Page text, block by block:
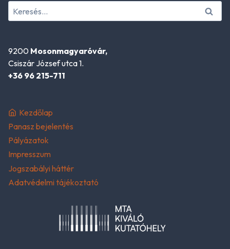
Keresés:
9200 Mosonmagyaróvár,
Csiszár József utca 1.
+36 96 215-711
Kezdőlap
Panasz bejelentés
Pályázatok
Impresszum
Jogszabályi háttér
Adatvédelmi tájékoztató